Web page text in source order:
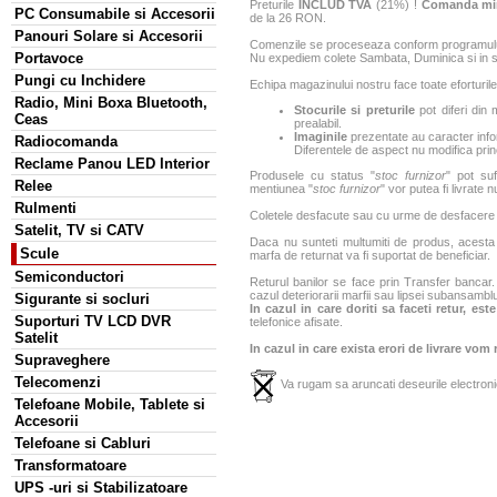
PC Consumabile si Accesorii
Panouri Solare si Accesorii
Portavoce
Pungi cu Inchidere
Radio, Mini Boxa Bluetooth,
Ceas
Radiocomanda
Reclame Panou LED Interior
Relee
Rulmenti
Satelit, TV si CATV
Scule
Semiconductori
Sigurante si socluri
Suporturi TV LCD DVR
Satelit
Supraveghere
Telecomenzi
Telefoane Mobile, Tablete si
Accesorii
Telefoane si Cabluri
Transformatoare
UPS -uri si Stabilizatoare
Preturile INCLUD TVA (21%) ! Comanda
de la 26 RON.
Comenzile se proceseaza conform
Nu expediem colete Sambata, Duminica si in
Echipa magazinului nostru face toate
Stocurile si preturilepot diferi din
prealabil.
Imaginile prezentate au caracter
Diferentele de aspect nu modifica
Produsele cu status "stoc furnizor" pot
mentiunea "stoc furnizor" vor putea fi livrate
Coletele desfacute sau cu urme de
Daca nu sunteti multumiti de produs,
marfa de returnat va fi suportat de beneficiar.
Returul banilor se face prin Transfer
cazul deteriorarii marfii sau lipsei
In cazul in care doriti sa faceti retur,
telefonice afisate.
In cazul in care exista erori de livrare
Va rugam sa aruncati deseurile